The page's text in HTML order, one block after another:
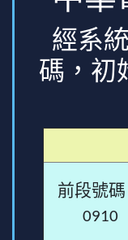
經系
碼，初
前段號碼
0910